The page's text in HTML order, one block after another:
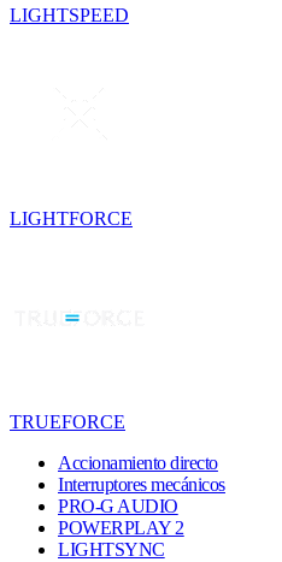
LIGHTSPEED
LIGHTFORCE
TRUEFORCE
Accionamiento directo
Interruptores mecánicos
PRO-G AUDIO
POWERPLAY 2
LIGHTSYNC